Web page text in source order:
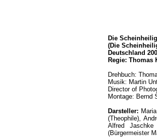
Die
(Die
Deutschland
Regie: Thomas
Drehbuch:
Musik: Martin
Director of
Montage: Bernd
Darsteller:
(Theophile),
Alfred
(Bürgermeister